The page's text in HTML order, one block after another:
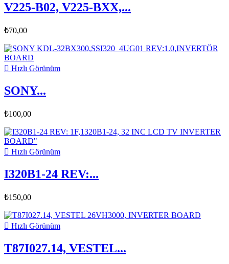
V225-B02, V225-BXX,...
₺70,00
 Hızlı Görünüm
SONY...
₺100,00
 Hızlı Görünüm
I320B1-24 REV:...
₺150,00
 Hızlı Görünüm
T87I027.14, VESTEL...